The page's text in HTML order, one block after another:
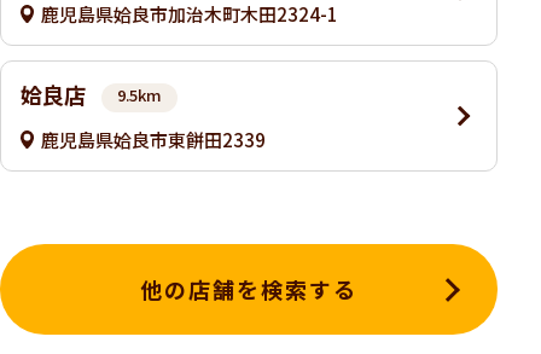
鹿児島県姶良市加治木町木田2324-1
姶良店 9.5km
鹿児島県姶良市東餅田2339
他の店舗を検索する